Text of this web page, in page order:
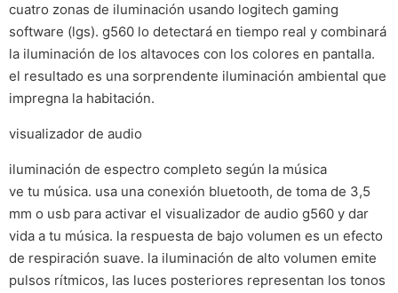
cuatro zonas de iluminación usando logitech gaming
software (lgs). g560 lo detectará en tiempo real y combinará
la iluminación de los altavoces con los colores en pantalla.
el resultado es una sorprendente iluminación ambiental que
impregna la habitación.
visualizador de audio
iluminación de espectro completo según la música
ve tu música. usa una conexión bluetooth, de toma de 3,5
mm o usb para activar el visualizador de audio g560 y dar
vida a tu música. la respuesta de bajo volumen es un efecto
de respiración suave. la iluminación de alto volumen emite
pulsos rítmicos, las luces posteriores representan los tonos